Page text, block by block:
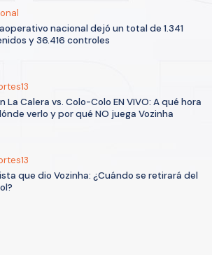
nacional dejó un total de 1.341
y 36.416 controles
La Calera vs. Colo-Colo EN VIVO: A qué hora
verlo y por qué NO juega Vozinha
que dio Vozinha: ¿Cuándo se retirará del